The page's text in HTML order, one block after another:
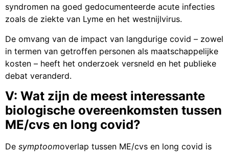
syndromen na goed gedocumenteerde acute infecties
zoals de ziekte van Lyme en het westnijlvirus.
De omvang van de impact van langdurige covid – zowel
in termen van getroffen personen als maatschappelijke
kosten – heeft het onderzoek versneld en het publieke
debat veranderd.
V: Wat zijn de meest interessante
biologische overeenkomsten tussen
ME/cvs en long covid?
De symptoomoverlap tussen ME/cvs en long covid is